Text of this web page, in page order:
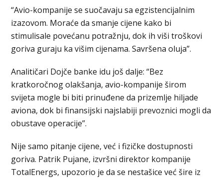
“Avio-kompanije se suočavaju sa egzistencijalnim
izazovom. Moraće da smanje cijene kako bi
stimulisale povećanu potražnju, dok ih viši troškovi
goriva guraju ka višim cijenama. Savršena oluja”.
Analitičari Dojče banke idu još dalje: “Bez
kratkoročnog olakšanja, avio-kompanije širom
svijeta mogle bi biti prinuđene da prizemlje hiljade
aviona, dok bi finansijski najslabiji prevoznici mogli da
obustave operacije”.
Nije samo pitanje cijene, već i fizičke dostupnosti
goriva. Patrik Pujane, izvršni direktor kompanije
TotalEnergs, upozorio je da se nestašice već šire iz